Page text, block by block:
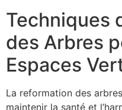
Techniques
des Arbres
Espaces
La reformation des
maintenir la santé et